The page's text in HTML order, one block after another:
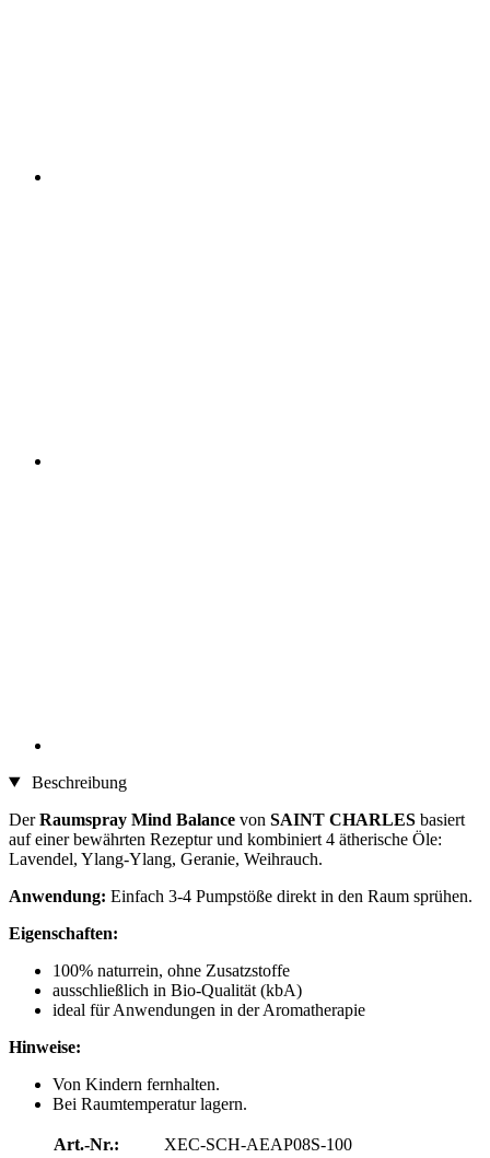
Beschreibung
DerRaumspray Mind Balance von SAINT CHARLES basiert
auf einer bewährten Rezeptur und kombiniert 4 ätherische Öle:
Lavendel, Ylang-Ylang, Geranie, Weihrauch.
Anwendung: Einfach 3-4 Pumpstöße direkt in den Raum sprühen.
Eigenschaften:
100% naturrein, ohne Zusatzstoffe
ausschließlich in Bio-Qualität (kbA)
ideal für Anwendungen in der Aromatherapie
Hinweise:
Von Kindern fernhalten.
Bei Raumtemperatur lagern.
Art.-Nr.: XEC-SCH-AEAP08S-100